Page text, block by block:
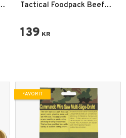
Tactical Foodpack Beef
139 KR
FAVORIT